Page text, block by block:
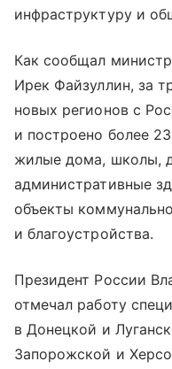
инфраструктуру и
Как сообщал
Ирек Файзуллин, за
новых регионов с
и построено более
жилые дома, школы,
административные
объекты
и благоустройства.
Президент России
отмечал работу
в Донецкой и
Запорожской и